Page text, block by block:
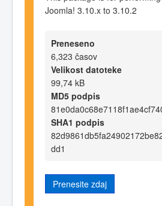
Joomla! 3.10.x to 3.10.2
Preneseno
6,323 časov
Velikost datoteke
99,74 kB
MD5 podpis
SHA1 podpis
dd1
Prenesite zdaj